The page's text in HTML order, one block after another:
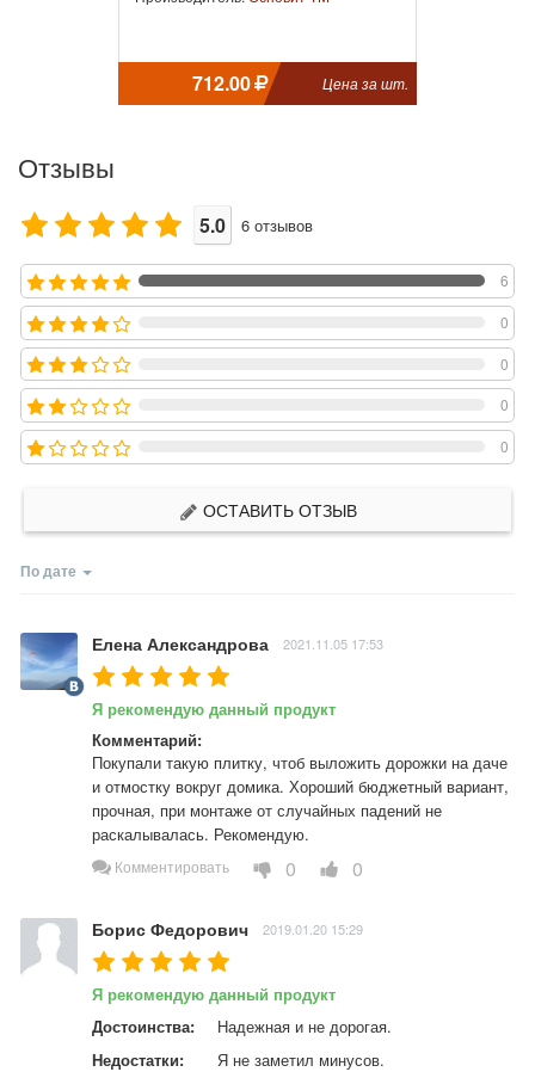
712.00 Цена за шт.
Отзывы
5.0 6 отзывов
6
0
0
0
0
ОСТАВИТЬ ОТЗЫВ
По дате
Елена Александрова 2021.11.05 17:53
Я рекомендую данный продукт
Комментарий:
Покупали такую плитку, чтоб выложить дорожки на даче
и отмостку вокруг домика. Хороший бюджетный вариант,
прочная, при монтаже от случайных падений не
раскалывалась. Рекомендую.
Комментировать 0 0
Борис Федорович 2019.01.20 15:29
Я рекомендую данный продукт
Достоинства:
Надежная и не дорогая.
Недостатки:
Я не заметил минусов.